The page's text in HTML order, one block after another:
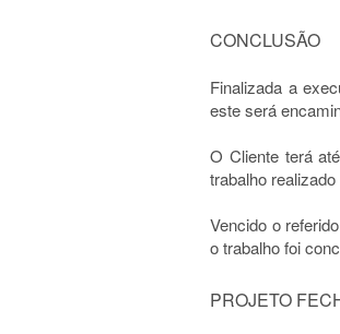
CONCLUSÃO
Finalizada a
este será
O Cliente terá
trabalho
Vencido o
o trabalho foi
PROJETO